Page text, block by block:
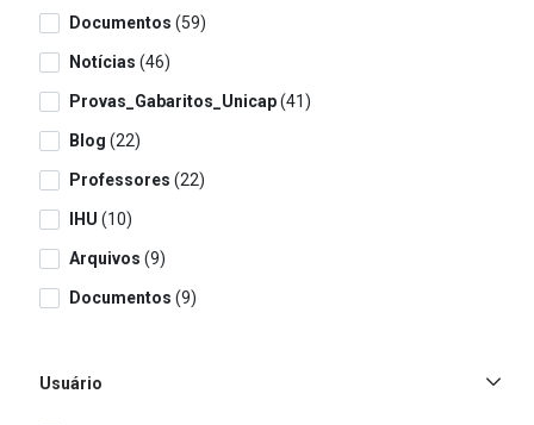
Documentos (59)
Notícias (46)
Provas_Gabaritos_Unicap(41)
Blog (22)
Professores (22)
IHU (10)
Arquivos (9)
Documentos (9)
Usuário